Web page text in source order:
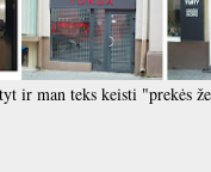
ir man teks keisti "prekės